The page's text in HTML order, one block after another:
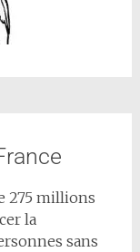
275 millions
la
sans